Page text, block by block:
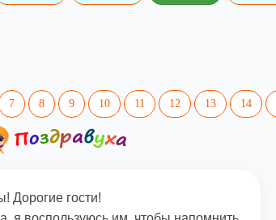
7 8 9 10 11 12 13 14
Дорогие гости!